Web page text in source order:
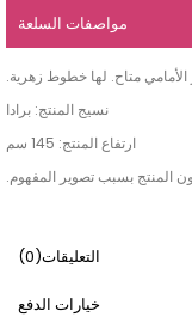
مواصفات السلعة
المنتج بسبب تصوير المفهوم.
التعليقات(0)
خيارات الدفع